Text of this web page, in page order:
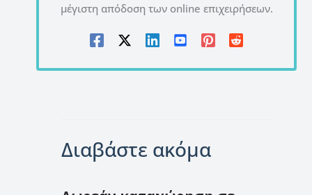
μέγιστη απόδοση των online επιχειρήσεων.
Διαβάστε ακόμα